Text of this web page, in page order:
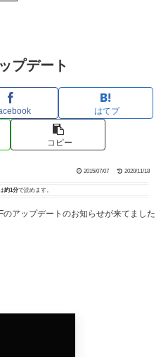
プデート
はてブ
コピー
2015/07/07 2020/11/18
約1分で読めます。
アップデートのお知らせが来てました